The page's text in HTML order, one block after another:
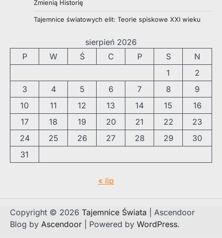
Zmienią Historię
Tajemnice światowych elit: Teorie spiskowe XXI wieku
sierpień 2026
P
W Ś C P S
N
1
2
3
4 5 6 7 8
9
10
11 12 13 14 15
16
17
18 19 20 21 22
23
24
25 26 27 28 29
30
31
« lip
Copyright © 2026 Tajemnice Świata | Ascendoor
Blog by Ascendoor | Powered by WordPress.